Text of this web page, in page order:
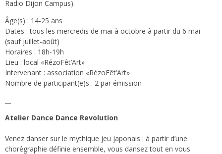
Radio Dijon Campus).
Âge(s) : 14-25 ans
Dates : tous les mercredis de mai à octobre à partir du 6 mai
(sauf juillet-août)
Horaires : 18h-19h
Lieu : local «RézoFêt’Art»
Intervenant : association «RézoFêt’Art»
Nombre de participant(e)s : 2 par émission
Atelier Dance Dance Revolution
Venez danser sur le mythique jeu japonais : à partir d’une
chorégraphie définie ensemble, vous dansez tout en vous